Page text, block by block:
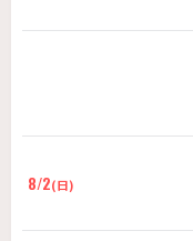
8/2(日)